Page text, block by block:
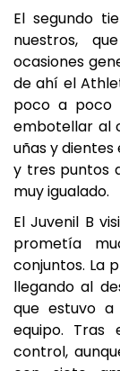
El segundo
nuestros,
ocasiones
de ahí el
poco a poco
embotellar al
uñas y dientes
y tres puntos
muy igualado.
El Juvenil B
prometía
conjuntos. La
llegando al
que estuvo
equipo. Tras
control,